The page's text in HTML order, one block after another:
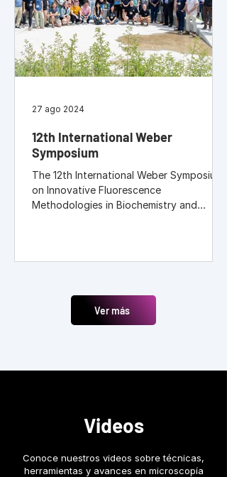
y recorrido por las nuevas instalaciones.
12th International Weber
Symposium
The 12th International Weber Symposium
on Innovative Fluorescence
Methodologies in Biochemistry and
and far-reaching contributions of
overview of modern fluorescence
methodologies and applications in the
biological and medical sciences. Weber
27 ago 2024
Ver más
Videos
Conoce nuestros videos sobre técnicas,
herramientas y avances en microscopía